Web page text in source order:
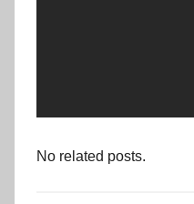
No related posts.